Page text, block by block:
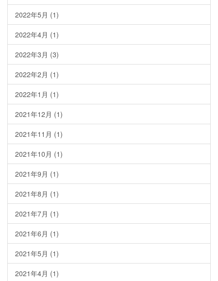
2022年5月 (1)
2022年4月 (1)
2022年3月 (3)
2022年2月 (1)
2022年1月 (1)
2021年12月 (1)
2021年11月 (1)
2021年10月 (1)
2021年9月 (1)
2021年8月 (1)
2021年7月 (1)
2021年6月 (1)
2021年5月 (1)
2021年4月 (1)